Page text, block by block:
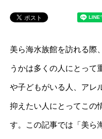
美ら海水族館を訪れる際
うかは多くの人にとって
や子どもがいる人、アレ
抑えたい人にとってこの
す。この記事では「美ら